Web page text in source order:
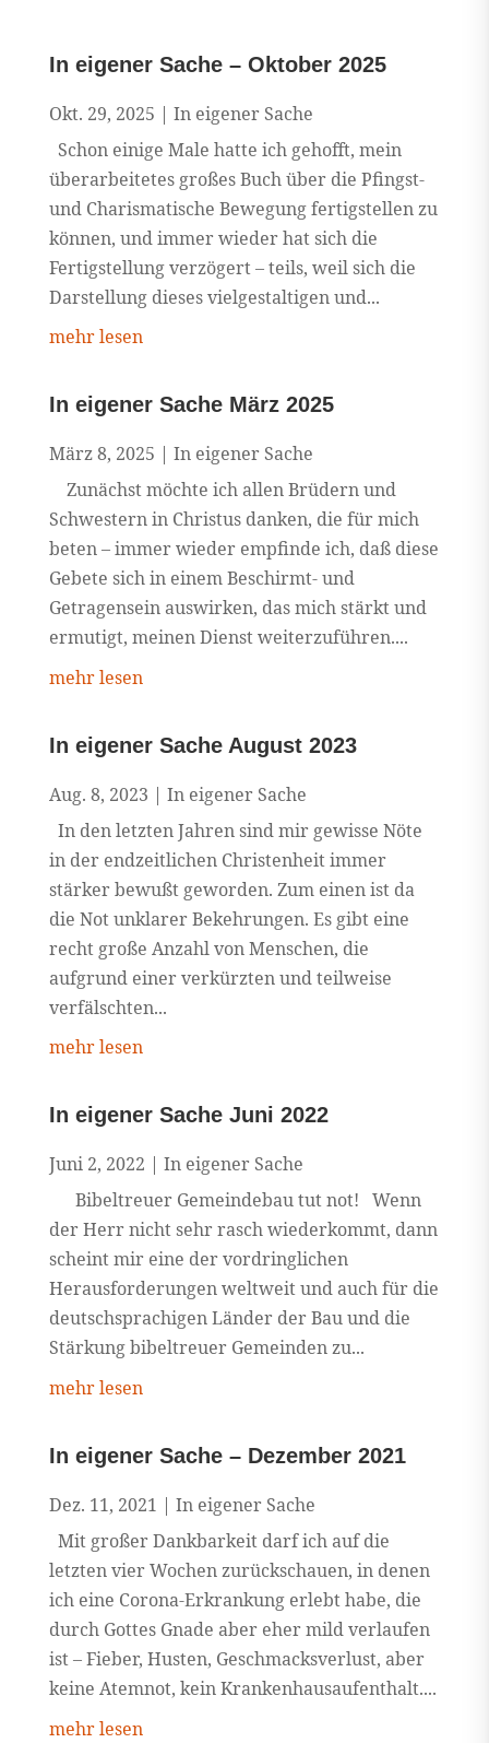
In eigener Sache – Oktober 2025
Okt. 29, 2025 | In eigener Sache
Schon einige Male hatte ich gehofft, mein
überarbeitetes großes Buch über die Pfingst-
und Charismatische Bewegung fertigstellen zu
können, und immer wieder hat sich die
Fertigstellung verzögert – teils, weil sich die
Darstellung dieses vielgestaltigen und...
mehr lesen
In eigener Sache März 2025
März 8, 2025 | In eigener Sache
Zunächst möchte ich allen Brüdern und
Schwestern in Christus danken, die für mich
beten – immer wieder empfinde ich, daß diese
Gebete sich in einem Beschirmt- und
Getragensein auswirken, das mich stärkt und
ermutigt, meinen Dienst weiterzuführen....
mehr lesen
In eigener Sache August 2023
Aug. 8, 2023 | In eigener Sache
In den letzten Jahren sind mir gewisse Nöte
in der endzeitlichen Christenheit immer
stärker bewußt geworden. Zum einen ist da
die Not unklarer Bekehrungen. Es gibt eine
recht große Anzahl von Menschen, die
aufgrund einer verkürzten und teilweise
verfälschten...
mehr lesen
In eigener Sache Juni 2022
Juni 2, 2022 | In eigener Sache
Bibeltreuer Gemeindebau tut not! Wenn
der Herr nicht sehr rasch wiederkommt, dann
scheint mir eine der vordringlichen
Herausforderungen weltweit und auch für die
deutschsprachigen Länder der Bau und die
Stärkung bibeltreuer Gemeinden zu...
mehr lesen
In eigener Sache – Dezember 2021
Dez. 11, 2021 | In eigener Sache
Mit großer Dankbarkeit darf ich auf die
letzten vier Wochen zurückschauen, in denen
ich eine Corona-Erkrankung erlebt habe, die
durch Gottes Gnade aber eher mild verlaufen
ist – Fieber, Husten, Geschmacksverlust, aber
keine Atemnot, kein Krankenhausaufenthalt....
mehr lesen